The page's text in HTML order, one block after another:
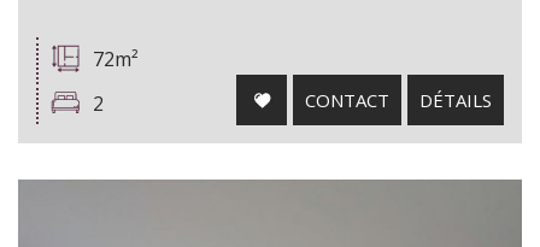
72m²
2
CONTACT DÉTAILS